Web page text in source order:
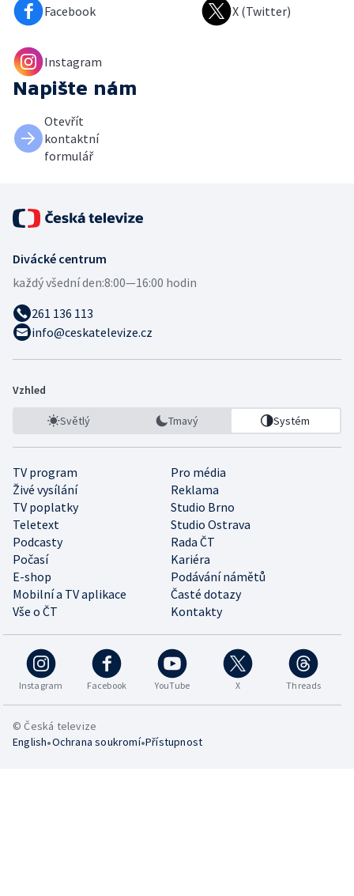
Facebook X (Twitter)
Instagram
Napište nám
Otevřít
kontaktní
formulář
Divácké centrum
každý všední den:8:00—16:00 hodin
261 136 113
info@ceskatelevize.cz
Vzhled
Světlý Tmavý Systém
TV program
Pro média
Živé vysílání
Reklama
TV poplatky
Studio Brno
Teletext
Studio Ostrava
Podcasty
Rada ČT
Počasí
Kariéra
E-shop
Podávání námětů
Mobilní a TV aplikace
Časté dotazy
Vše o ČT
Kontakty
Instagram Facebook YouTube X Threads
© Česká televize
English•Ochrana soukromí•Přístupnost